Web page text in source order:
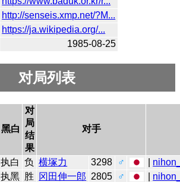
http://senseis.xmp.net/?M...
https://ja.wikipedia.org/...
1985-08-25
对局列表
黑白
对
局
结
果
对手
执白 负 横塚力 3298 ♂
执黑 胜 冈田伸一郎 2805 ♂